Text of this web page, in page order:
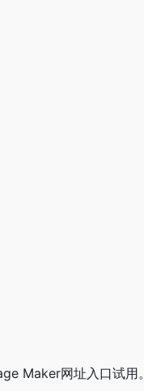
Maker网址入口试用。